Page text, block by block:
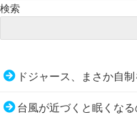
検索
ドジャース、まさか自
台風が近づくと眠くな